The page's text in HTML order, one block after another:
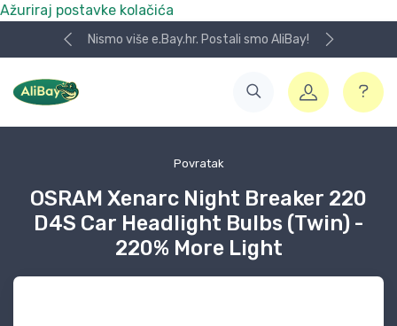
Ažuriraj postavke kolačića
Nismo više e.Bay.hr. Postali smo AliBay!
Povratak
OSRAM Xenarc Night Breaker 220
D4S Car Headlight Bulbs (Twin) -
220% More Light